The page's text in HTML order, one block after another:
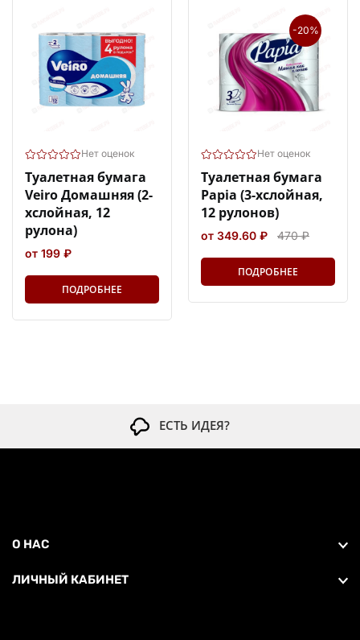
Нет оценок
Туалетная бумага
Veiro Домашняя (2-
хслойная, 12
рулона)
от 199 ₽
ПОДРОБНЕЕ
-20%
Нет оценок
Туалетная бумага
Papia (3-хслойная,
12 рулонов)
от 349.60 ₽ 470 ₽
ПОДРОБНЕЕ
ЕСТЬ ИДЕЯ?
О НАС
ЛИЧНЫЙ КАБИНЕТ